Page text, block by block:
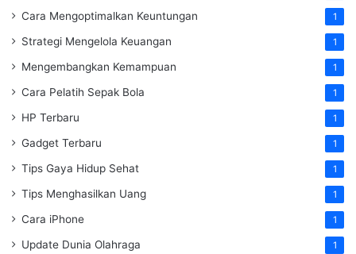
Cara Mengoptimalkan Keuntungan 1
Strategi Mengelola Keuangan 1
Mengembangkan Kemampuan 1
Cara Pelatih Sepak Bola 1
HP Terbaru 1
Gadget Terbaru 1
Tips Gaya Hidup Sehat 1
Tips Menghasilkan Uang 1
Cara iPhone 1
Update Dunia Olahraga 1